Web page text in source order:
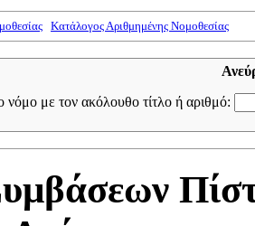
Κατάλογος Αριθμημένης Νομοθεσίας
νόμο με τον ακόλουθο τίτλο ή αριθμό: